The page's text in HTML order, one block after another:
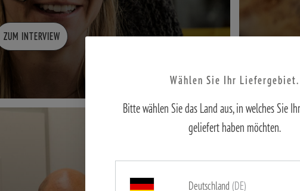
ZUM INTERVIEW
Wählen Sie Ihr Liefergebiet.
Bitte wählen Sie das Land aus, in welches Sie
geliefert haben möchten.
Deutschland (DE)